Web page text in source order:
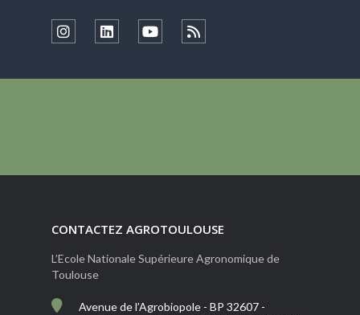
CONTACTEZ AGROTOULOUSE
L’Ecole Nationale Supérieure Agronomique de
Toulouse
Avenue de l’Agrobiopole - BP 32607 -